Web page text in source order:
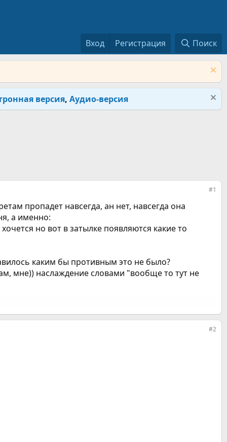
Вход Регистрация Поиск
версия, Аудио-версия
#1
пропадет навсегда, ан нет, навсегда она
а именно:
но вот в затылке появляются какие то
каким бы противным это не было?
мне)) наслаждение словами "вообще то тут не
#2